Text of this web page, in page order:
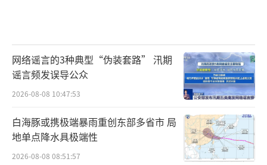
网络谣言的3种典型“伪装套路” 汛期
谣言频发误导公众
2026-08-08 10:47:53
白海豚或携极端暴雨重创东部多省市 局
地单点降水具极端性
2026-08-08 08:51:57